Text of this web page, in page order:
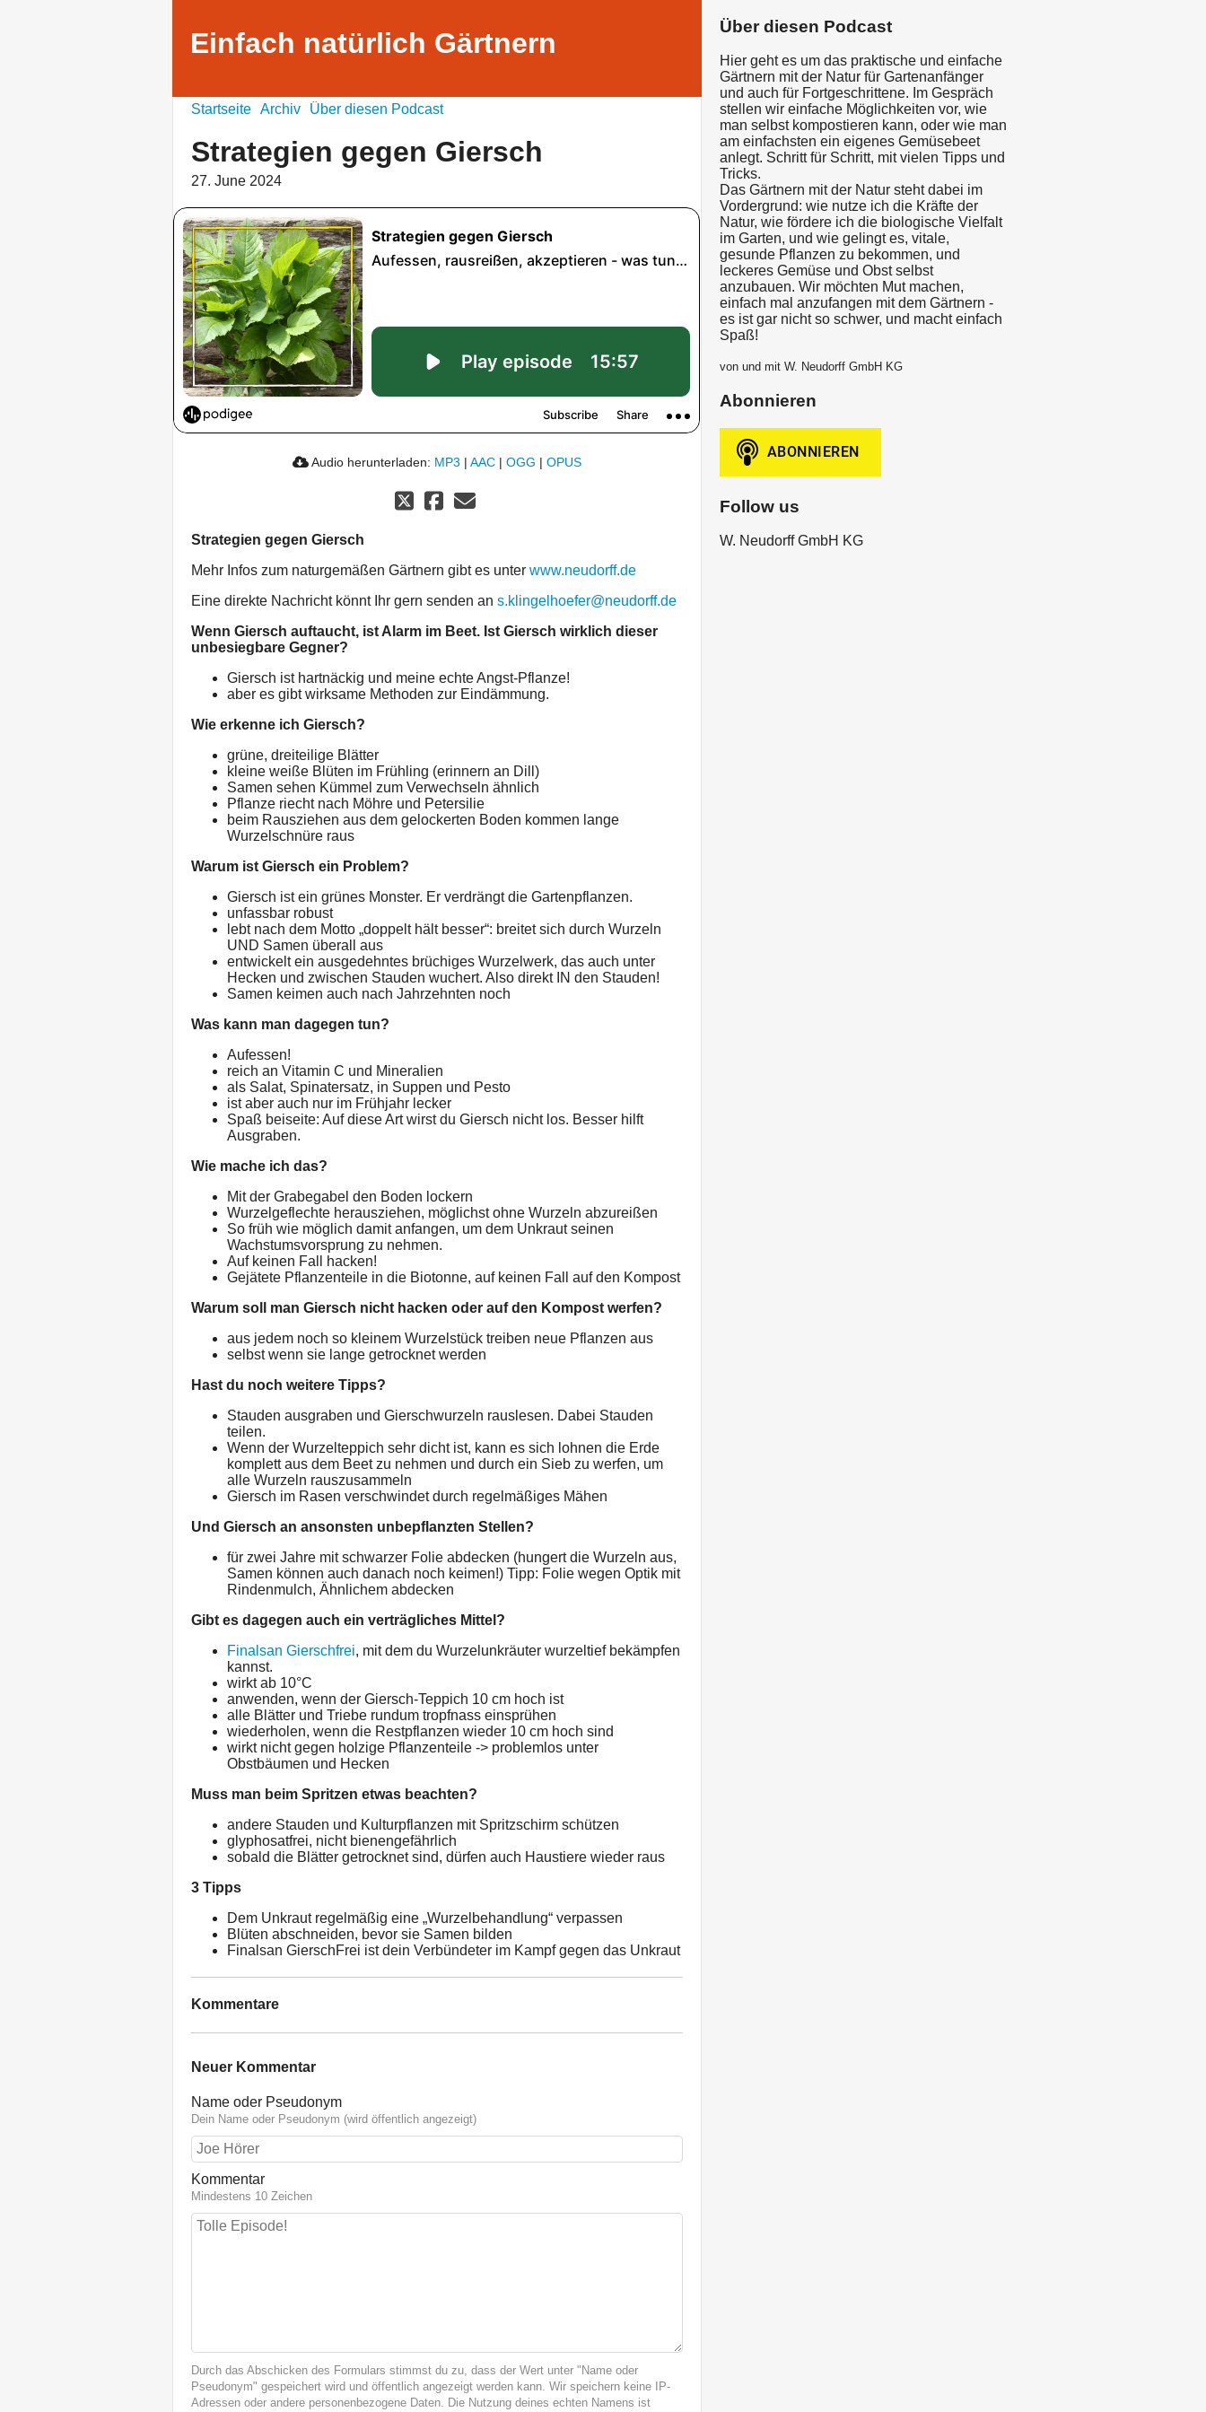
Einfach natürlich Gärtnern
Startseite Archiv Über diesen Podcast
Strategien gegen Giersch
27. June 2024
Audio herunterladen: MP3 | AAC | OGG | OPUS
Strategien gegen Giersch
Mehr Infos zum naturgemäßen Gärtnern gibt es unter www.neudorff.de
Eine direkte Nachricht könnt Ihr gern senden an s.klingelhoefer@neudorff.de
Wenn Giersch auftaucht, ist Alarm im Beet. Ist Giersch wirklich dieser
unbesiegbare Gegner?
Giersch ist hartnäckig und meine echte Angst-Pflanze!
aber es gibt wirksame Methoden zur Eindämmung.
Wie erkenne ich Giersch?
grüne, dreiteilige Blätter
kleine weiße Blüten im Frühling (erinnern an Dill)
Samen sehen Kümmel zum Verwechseln ähnlich
Pflanze riecht nach Möhre und Petersilie
beim Rausziehen aus dem gelockerten Boden kommen lange
Wurzelschnüre raus
Warum ist Giersch ein Problem?
Giersch ist ein grünes Monster. Er verdrängt die Gartenpflanzen.
unfassbar robust
lebt nach dem Motto „doppelt hält besser“: breitet sich durch Wurzeln
UND Samen überall aus
entwickelt ein ausgedehntes brüchiges Wurzelwerk, das auch unter
Hecken und zwischen Stauden wuchert. Also direkt IN den Stauden!
Samen keimen auch nach Jahrzehnten noch
Was kann man dagegen tun?
Aufessen!
reich an Vitamin C und Mineralien
als Salat, Spinatersatz, in Suppen und Pesto
ist aber auch nur im Frühjahr lecker
Spaß beiseite: Auf diese Art wirst du Giersch nicht los. Besser hilft
Ausgraben.
Wie mache ich das?
Mit der Grabegabel den Boden lockern
Wurzelgeflechte herausziehen, möglichst ohne Wurzeln abzureißen
So früh wie möglich damit anfangen, um dem Unkraut seinen
Wachstumsvorsprung zu nehmen.
Auf keinen Fall hacken!
Gejätete Pflanzenteile in die Biotonne, auf keinen Fall auf den Kompost
Warum soll man Giersch nicht hacken oder auf den Kompost werfen?
aus jedem noch so kleinem Wurzelstück treiben neue Pflanzen aus
selbst wenn sie lange getrocknet werden
Hast du noch weitere Tipps?
Stauden ausgraben und Gierschwurzeln rauslesen. Dabei Stauden
teilen.
Wenn der Wurzelteppich sehr dicht ist, kann es sich lohnen die Erde
komplett aus dem Beet zu nehmen und durch ein Sieb zu werfen, um
alle Wurzeln rauszusammeln
Giersch im Rasen verschwindet durch regelmäßiges Mähen
Und Giersch an ansonsten unbepflanzten Stellen?
für zwei Jahre mit schwarzer Folie abdecken (hungert die Wurzeln aus,
Samen können auch danach noch keimen!) Tipp: Folie wegen Optik mit
Rindenmulch, Ähnlichem abdecken
Gibt es dagegen auch ein verträgliches Mittel?
Finalsan Gierschfrei, mit dem du Wurzelunkräuter wurzeltief bekämpfen
kannst.
wirkt ab 10°C
anwenden, wenn der Giersch-Teppich 10 cm hoch ist
alle Blätter und Triebe rundum tropfnass einsprühen
wiederholen, wenn die Restpflanzen wieder 10 cm hoch sind
wirkt nicht gegen holzige Pflanzenteile -> problemlos unter
Obstbäumen und Hecken
Muss man beim Spritzen etwas beachten?
andere Stauden und Kulturpflanzen mit Spritzschirm schützen
glyphosatfrei, nicht bienengefährlich
sobald die Blätter getrocknet sind, dürfen auch Haustiere wieder raus
3 Tipps
Dem Unkraut regelmäßig eine „Wurzelbehandlung“ verpassen
Blüten abschneiden, bevor sie Samen bilden
Finalsan GierschFrei ist dein Verbündeter im Kampf gegen das Unkraut
Kommentare
Neuer Kommentar
Name oder Pseudonym
Dein Name oder Pseudonym (wird öffentlich angezeigt)
Kommentar
Mindestens 10 Zeichen
Durch das Abschicken des Formulars stimmst du zu, dass der Wert unter "Name oder
Pseudonym" gespeichert wird und öffentlich angezeigt werden kann. Wir speichern keine IP-
Adressen oder andere personenbezogene Daten. Die Nutzung deines echten Namens ist
Über diesen Podcast
Hier geht es um das praktische und einfache
Gärtnern mit der Natur für Gartenanfänger
und auch für Fortgeschrittene. Im Gespräch
stellen wir einfache Möglichkeiten vor, wie
man selbst kompostieren kann, oder wie man
am einfachsten ein eigenes Gemüsebeet
anlegt. Schritt für Schritt, mit vielen Tipps und
Tricks.
Das Gärtnern mit der Natur steht dabei im
Vordergrund: wie nutze ich die Kräfte der
Natur, wie fördere ich die biologische Vielfalt
im Garten, und wie gelingt es, vitale,
gesunde Pflanzen zu bekommen, und
leckeres Gemüse und Obst selbst
anzubauen. Wir möchten Mut machen,
einfach mal anzufangen mit dem Gärtnern -
es ist gar nicht so schwer, und macht einfach
Spaß!
von und mit W. Neudorff GmbH KG
Abonnieren
Follow us
W. Neudorff GmbH KG